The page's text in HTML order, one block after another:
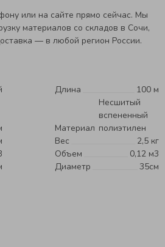
или на сайте прямо сейчас. Мы
материалов со складов в Сочи,
— в любой регион России.
Длина 100 м
Материал
Несшитый
вспененный
полиэтилен
Вес
2,5 кг
Объем
0,12 м3
Диаметр 35см